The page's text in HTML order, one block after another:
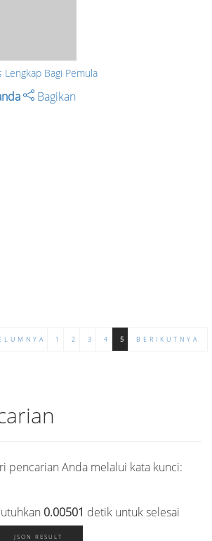
Lengkap Bagi Pemula
Bagikan
1 2 3 4 5 BERIKUTNYA
pencarian Anda melalui kata kunci:
0.00501 detik untuk selesai
JSON RESULT